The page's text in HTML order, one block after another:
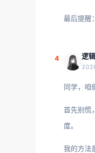
最后提醒
4 逻
同学，咱
首先别慌
度。
我的方法